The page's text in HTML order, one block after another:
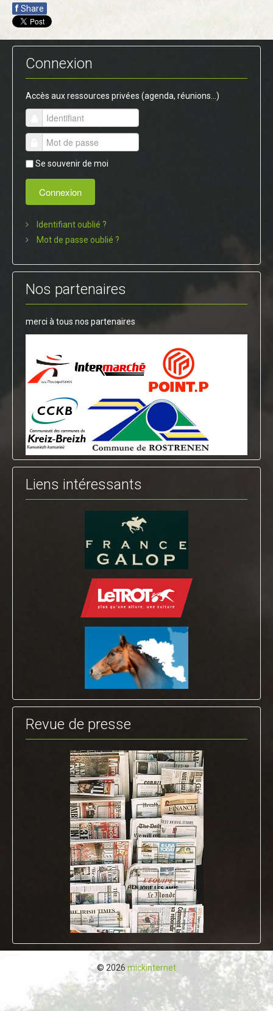
f Share
Connexion
Accès aux ressources privées (agenda, réunions...)
Se souvenir de moi
Connexion
Identifiant oublié ?
Mot de passe oublié ?
Nos partenaires
merci à tous nos partenaires
Liens intéressants
Revue de presse
© 2026mickinternet